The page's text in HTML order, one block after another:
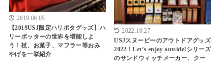
2019.06.05
【2019USJ限定ハリポタグッズ】ハ
リーポッターの世界を堪能しよ
う！杖、お菓子、マフラー等おみ
やげを一挙紹介
2022.10.27
USJスヌーピーのアウトドアグッズ
2022！Let’s enjoy outside!シリーズ
のサンドウィッチメーカー、クー